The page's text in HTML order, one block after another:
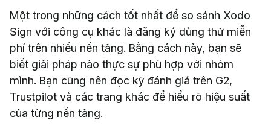
Một trong những cách tốt nhất để so sánh Xodo
Sign với công cụ khác là đăng ký dùng thử miễn
phí trên nhiều nền tảng. Bằng cách này, bạn sẽ
biết giải pháp nào thực sự phù hợp với nhóm
mình. Bạn cũng nên đọc kỹ đánh giá trên G2,
Trustpilot và các trang khác để hiểu rõ hiệu suất
của từng nền tảng.